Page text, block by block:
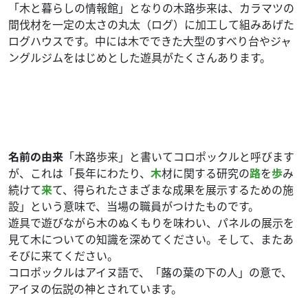
「木と暮らしの情報館」となりの木路歩来は、カラマツの
間伐材を一定の太さの丸太（ログ）に加工して組みあげた
ログハウスです。中には木でできた大型のすべり台やジャ
ングルジムをはじめとした遊具がたくさんあります。
名前の由来 「木路歩来」と書いてコロポックルと呼びます
が、これは「長年にわたり、 木材に関する研究の路を歩み
続けて来て、得られたさまざまな成果を展示するための施
設」という意味で、当場の職員がつけたものです。
遊具で遊びながら木のぬくもりを味わい、パネルの展示を
見て木についての知識を深めてください。そして、またあ
そびに来てください。
コロポックルはアイヌ語で、「蕗の葉の下の人」の意で、
アイヌの伝説の神とされています。